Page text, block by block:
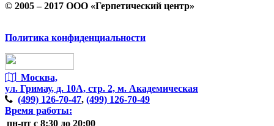
© 2005 – 2017 ООО «Герпетический центр»
Политика конфиденциальности
Москва,
ул. Гримау, д. 10А, стр. 2, м. Академическая
(499) 126-70-47, (499) 126-70-49
Время работы:
пн-пт с 8:30 до 20:00